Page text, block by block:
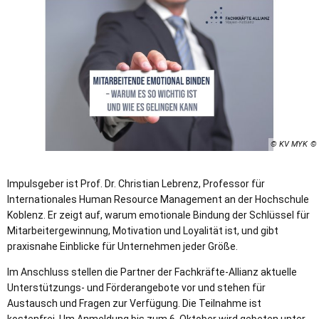
© KV MYK
Impulsgeber ist Prof. Dr. Christian Lebrenz, Professor für
Internationales Human Resource Management an der Hochschule
Koblenz. Er zeigt auf, warum emotionale Bindung der Schlüssel für
Mitarbeitergewinnung, Motivation und Loyalität ist, und gibt
praxisnahe Einblicke für Unternehmen jeder Größe.
Im Anschluss stellen die Partner der Fachkräfte-Allianz aktuelle
Unterstützungs- und Förderangebote vor und stehen für
Austausch und Fragen zur Verfügung. Die Teilnahme ist